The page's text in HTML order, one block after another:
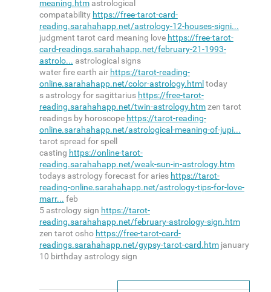
meaning.htmastrological
compatability https://free-tarot-card-
reading.sarahahapp.net/astrology-12-houses-signi...
judgment tarot card meaning love https://free-tarot-
card-readings.sarahahapp.net/february-21-1993-
astrolo... astrological signs
water fire earth air https://tarot-reading-
online.sarahahapp.net/color-astrology.html today
s astrology for sagittarius https://free-tarot-
reading.sarahahapp.net/twin-astrology.htmzen tarot
readings by horoscope https://tarot-reading-
online.sarahahapp.net/astrological-meaning-of-jupi...
tarot spread for spell
casting https://online-tarot-
reading.sarahahapp.net/weak-sun-in-astrology.htm
todays astrology forecast for aries https://tarot-
reading-online.sarahahapp.net/astrology-tips-for-love-
marr... feb
5 astrology sign https://tarot-
reading.sarahahapp.net/february-astrology-sign.htm
zen tarot osho https://free-tarot-card-
readings.sarahahapp.net/gypsy-tarot-card.htmjanuary
10 birthday astrology sign